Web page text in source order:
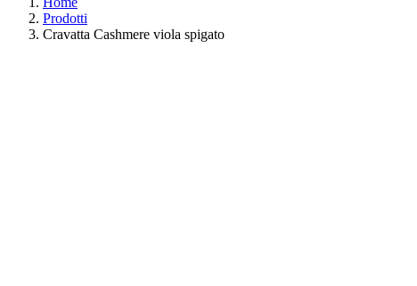
Prodotti
Cravatta Cashmere viola spigato